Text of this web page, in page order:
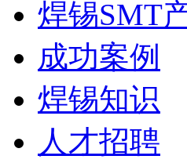
焊锡SMT
成功案例
焊锡知识
人才招聘